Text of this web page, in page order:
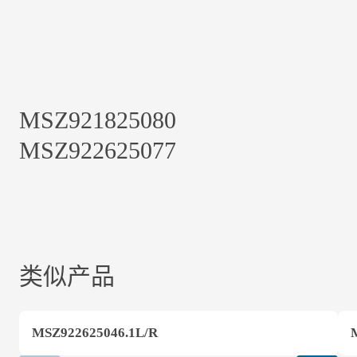
MSZ921825080
MSZ922625077
类似产品
MSZ922625046.1L/R